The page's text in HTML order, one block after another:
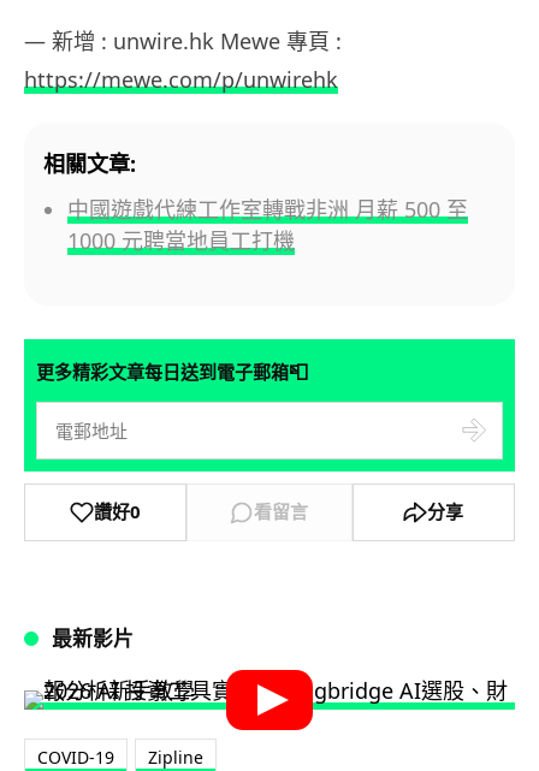
— 新增 : unwire.hk Mewe 專頁 :
https://mewe.com/p/unwirehk
相關文章:
中國遊戲代練工作室轉戰非洲 月薪 500 至
1000 元聘當地員工打機
更多精彩文章每日送到電子郵箱📮
讚好0 看留言 分享
最新影片
COVID-19 Zipline